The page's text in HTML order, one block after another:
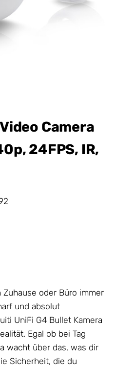
Camera
24FPS, IR,
oder Büro immer
und absolut
UniFi G4 Bullet Kamera
Egal ob bei Tag
wacht über das, was dir
Sicherheit, die du